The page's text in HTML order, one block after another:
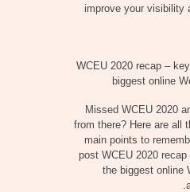
improve your visibility
WCEU 2020 recap –
biggest online
Missed WCEU 2020
from there? Here are all
main points to
post WCEU 2020
the biggest online